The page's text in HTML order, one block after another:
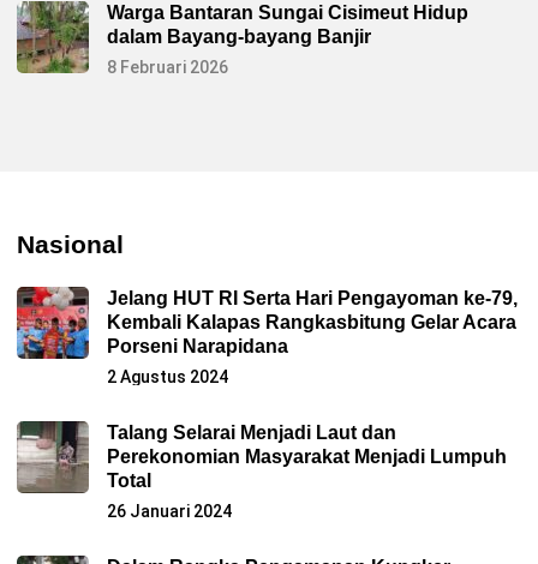
Warga Bantaran Sungai Cisimeut Hidup
dalam Bayang-bayang Banjir
8 Februari 2026
Nasional
Jelang HUT RI Serta Hari Pengayoman ke-79,
Kembali Kalapas Rangkasbitung Gelar Acara
Porseni Narapidana
2 Agustus 2024
Talang Selarai Menjadi Laut dan
Perekonomian Masyarakat Menjadi Lumpuh
Total
26 Januari 2024